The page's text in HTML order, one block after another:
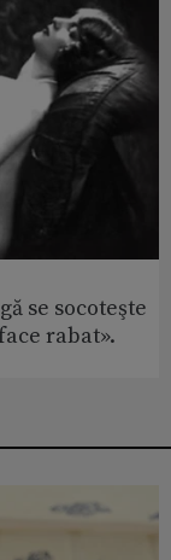
se socoteşte
rabat».